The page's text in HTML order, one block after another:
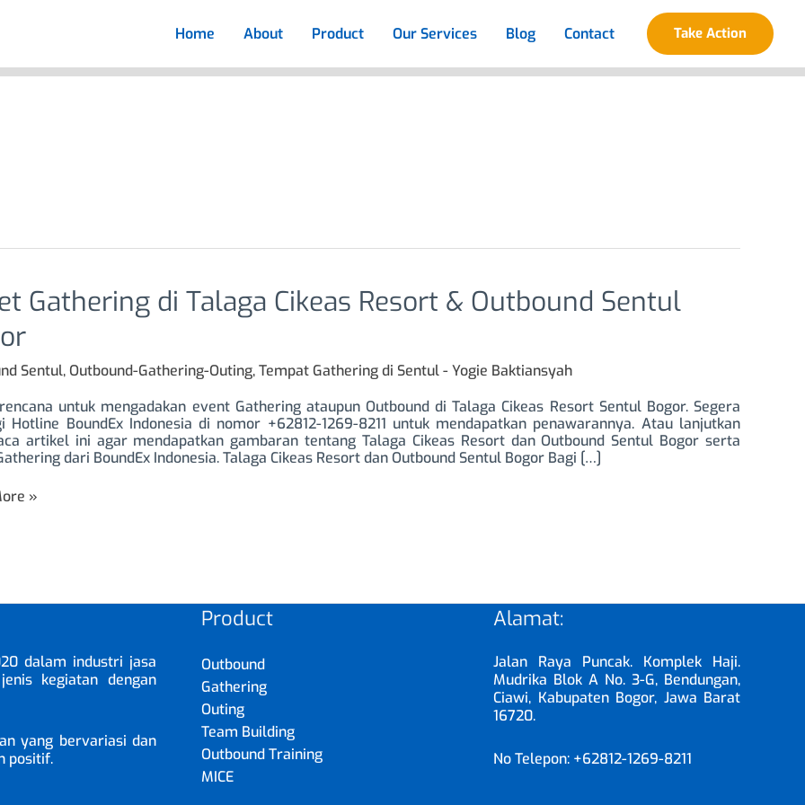
Home About Product Our Services Blog Contact Take Action
Gathering di Talaga Cikeas Resort & Outbound Sentul
Sentul, Outbound-Gathering-Outing,Tempat Gathering di Sentul-Yogie Baktiansyah
untuk mengadakan event Gathering ataupun Outbound di Talaga Cikeas Resort Sentul Bogor. Segera
Hotline BoundEx Indonesia di nomor +62812-1269-8211 untuk mendapatkan penawarannya. Atau lanjutkan
artikel ini agar mendapatkan gambaran tentang Talaga Cikeas Resort dan Outbound Sentul Bogor serta
dari BoundEx Indonesia. Talaga Cikeas Resort dan Outbound Sentul Bogor Bagi […]
»
dalam industri jasa
kegiatan dengan
yang bervariasi dan
positif.
Product
Outbound
Gathering
Outing
Team Building
Outbound Training
MICE
Alamat:
Jalan Raya Puncak. Komplek Haji.
Mudrika Blok A No. 3-G, Bendungan,
Ciawi, Kabupaten Bogor, Jawa Barat
16720.
No Telepon: +62812-1269-8211